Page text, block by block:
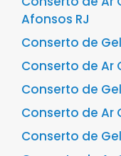
Afonsos RJ
Conserto de
Conserto de Ar
Conserto de
Conserto de Ar
Conserto de